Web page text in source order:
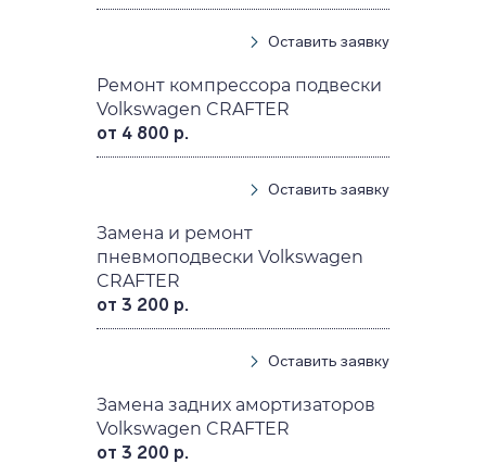
Оставить заявку
Ремонт компрессора подвески
Volkswagen CRAFTER
от 4 800 р.
Оставить заявку
Замена и ремонт
пневмоподвески Volkswagen
CRAFTER
от 3 200 р.
Оставить заявку
Замена задних амортизаторов
Volkswagen CRAFTER
от 3 200 р.